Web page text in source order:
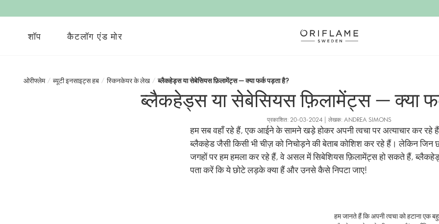
शॉप कैटलॉग एंड मोर
ओरीफ्लेम / ब्यूटी इनसाइट्स हब / स्किनकेयर के लेख / ब्लैकहेड्स या सेबेसियस फ़िलामेंट्स — क्या फर्क पड़ता है?
ब्लैकहेड्स या सेबेसियस फ़िलामेंट्स — क्या
प्रकाशित: 20-03-2024 | लेखक: ANDREA SIMONS
हम सब वहाँ रहे हैं, एक आईने के सामने खड़े होकर अपनी त्वचा पर अत्याचार कर रहे
ब्लैकहेड जैसी किसी भी चीज़ को निचोड़ने की बेताब कोशिश कर रहे हैं। लेकिन जिन
जगहों पर हम हमला कर रहे हैं, वे असल में सिबेशियस फ़िलामेंट्स हो सकते हैं,
पता करें कि ये छोटे लड़के क्या हैं और उनसे कैसे निपटा जाए!
हम जानते हैं कि अपनी त्वचा को हटाना एक